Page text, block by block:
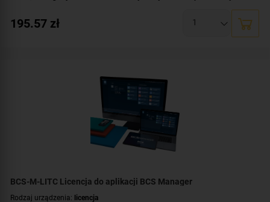
195.57 zł
BCS-M-LITC Licencja do aplikacji BCS Manager
Rodzaj urządzenia: licencja